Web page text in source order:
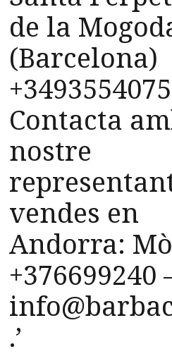
de la
(Barcelona)
Contacta
nostre
vendes en
Andorra:
+376699240
.’